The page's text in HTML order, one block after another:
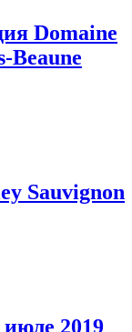
Domaine
Beaune
Sauvignon
2019